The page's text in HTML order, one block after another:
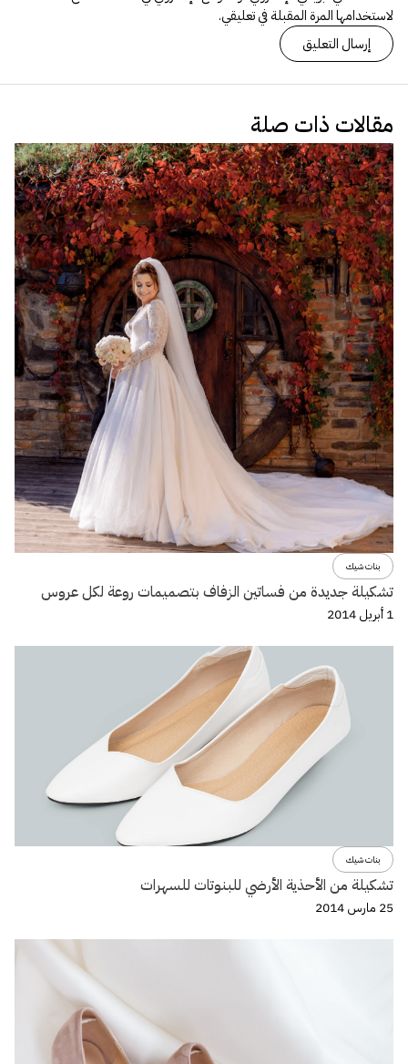
لاستخدامها المرة المقبلة في تعليقي.
مقالات ذات صلة
بنات شيك
تشكيلة جديدة من فساتين الزفاف بتصميمات روعة لكل عروس
1 أبريل 2014
بنات شيك
تشكيلة من الأحذية الأرضي للبنوتات للسهرات
25 مارس 2014